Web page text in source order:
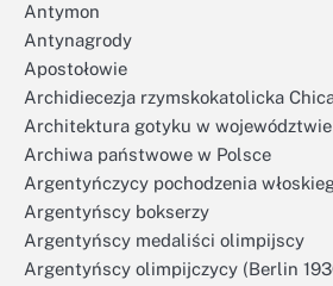
Antymon
Antynagrody
Apostołowie
Archidiecezja rzymskokatolicka
Architektura gotyku w
Archiwa państwowe w Polsce
Argentyńczycy pochodzenia
Argentyńscy bokserzy
Argentyńscy medaliści olimpijscy
Argentyńscy olimpijczycy (Berlin